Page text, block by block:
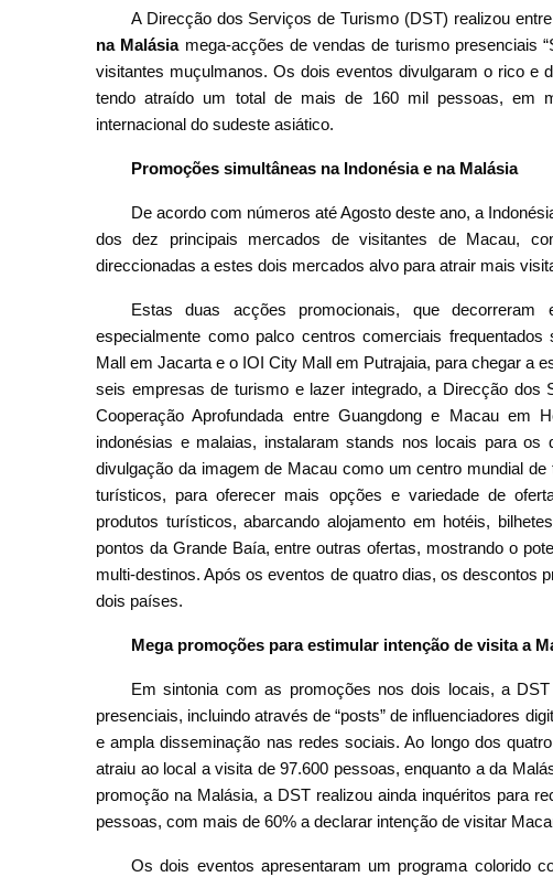
A Direcção dos Serviços de Turismo (DST) realizou
na Malásia mega-acções de vendas de turismo presenciais
visitantes muçulmanos. Os dois eventos divulgaram o rico e
tendo atraído um total de mais de 160 mil pessoas, em
internacional do sudeste asiático.
Promoções simultâneas na Indonésia e na Malásia
De acordo com números até Agosto deste ano, a
dos dez principais mercados de visitantes de Macau,
direccionadas a estes dois mercados alvo para atrair mais
Estas duas acções promocionais, que
especialmente como palco centros comerciais
Mall em Jacarta e o IOI City Mall em Putrajaia, para chegar a
seis empresas de turismo e lazer integrado, a Direcção dos
Cooperação Aprofundada entre Guangdong e Macau em
indonésias e malaias, instalaram stands nos locais para
divulgação da imagem de Macau como um centro mundial
turísticos, para oferecer mais opções e variedade de
produtos turísticos, abarcando alojamento em hotéis,
pontos da Grande Baía, entre outras ofertas, mostrando o
multi-destinos. Após os eventos de quatro dias, os descontos
dois países.
Mega promoções para estimular intenção de visita a
Em sintonia com as promoções nos dois locais, a
presenciais, incluindo através de “posts” de influenciadores
e ampla disseminação nas redes sociais. Ao longo dos
atraiu ao local a visita de 97.600 pessoas, enquanto a da
promoção na Malásia, a DST realizou ainda inquéritos para
pessoas, com mais de 60% a declarar intenção de visitar
Os dois eventos apresentaram um programa colorido